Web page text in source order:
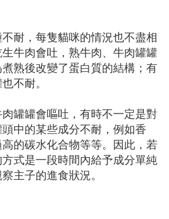
耐，每隻貓咪的情況也不盡相
牛肉會吐，熟牛肉、牛肉罐罐
熟後改變了蛋白質的結構；有
不耐。
罐罐會嘔吐，有時不一定是對
中的某些成分不耐，例如香
的碳水化合物等等。因此，若
式是一段時間內給予成分單純
主子的進食狀況。